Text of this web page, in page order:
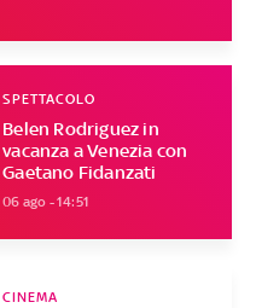
Belen Rodriguez in
vacanza a Venezia con
Gaetano Fidanzati
SPETTACOLO
06 ago - 14:51
CINEMA